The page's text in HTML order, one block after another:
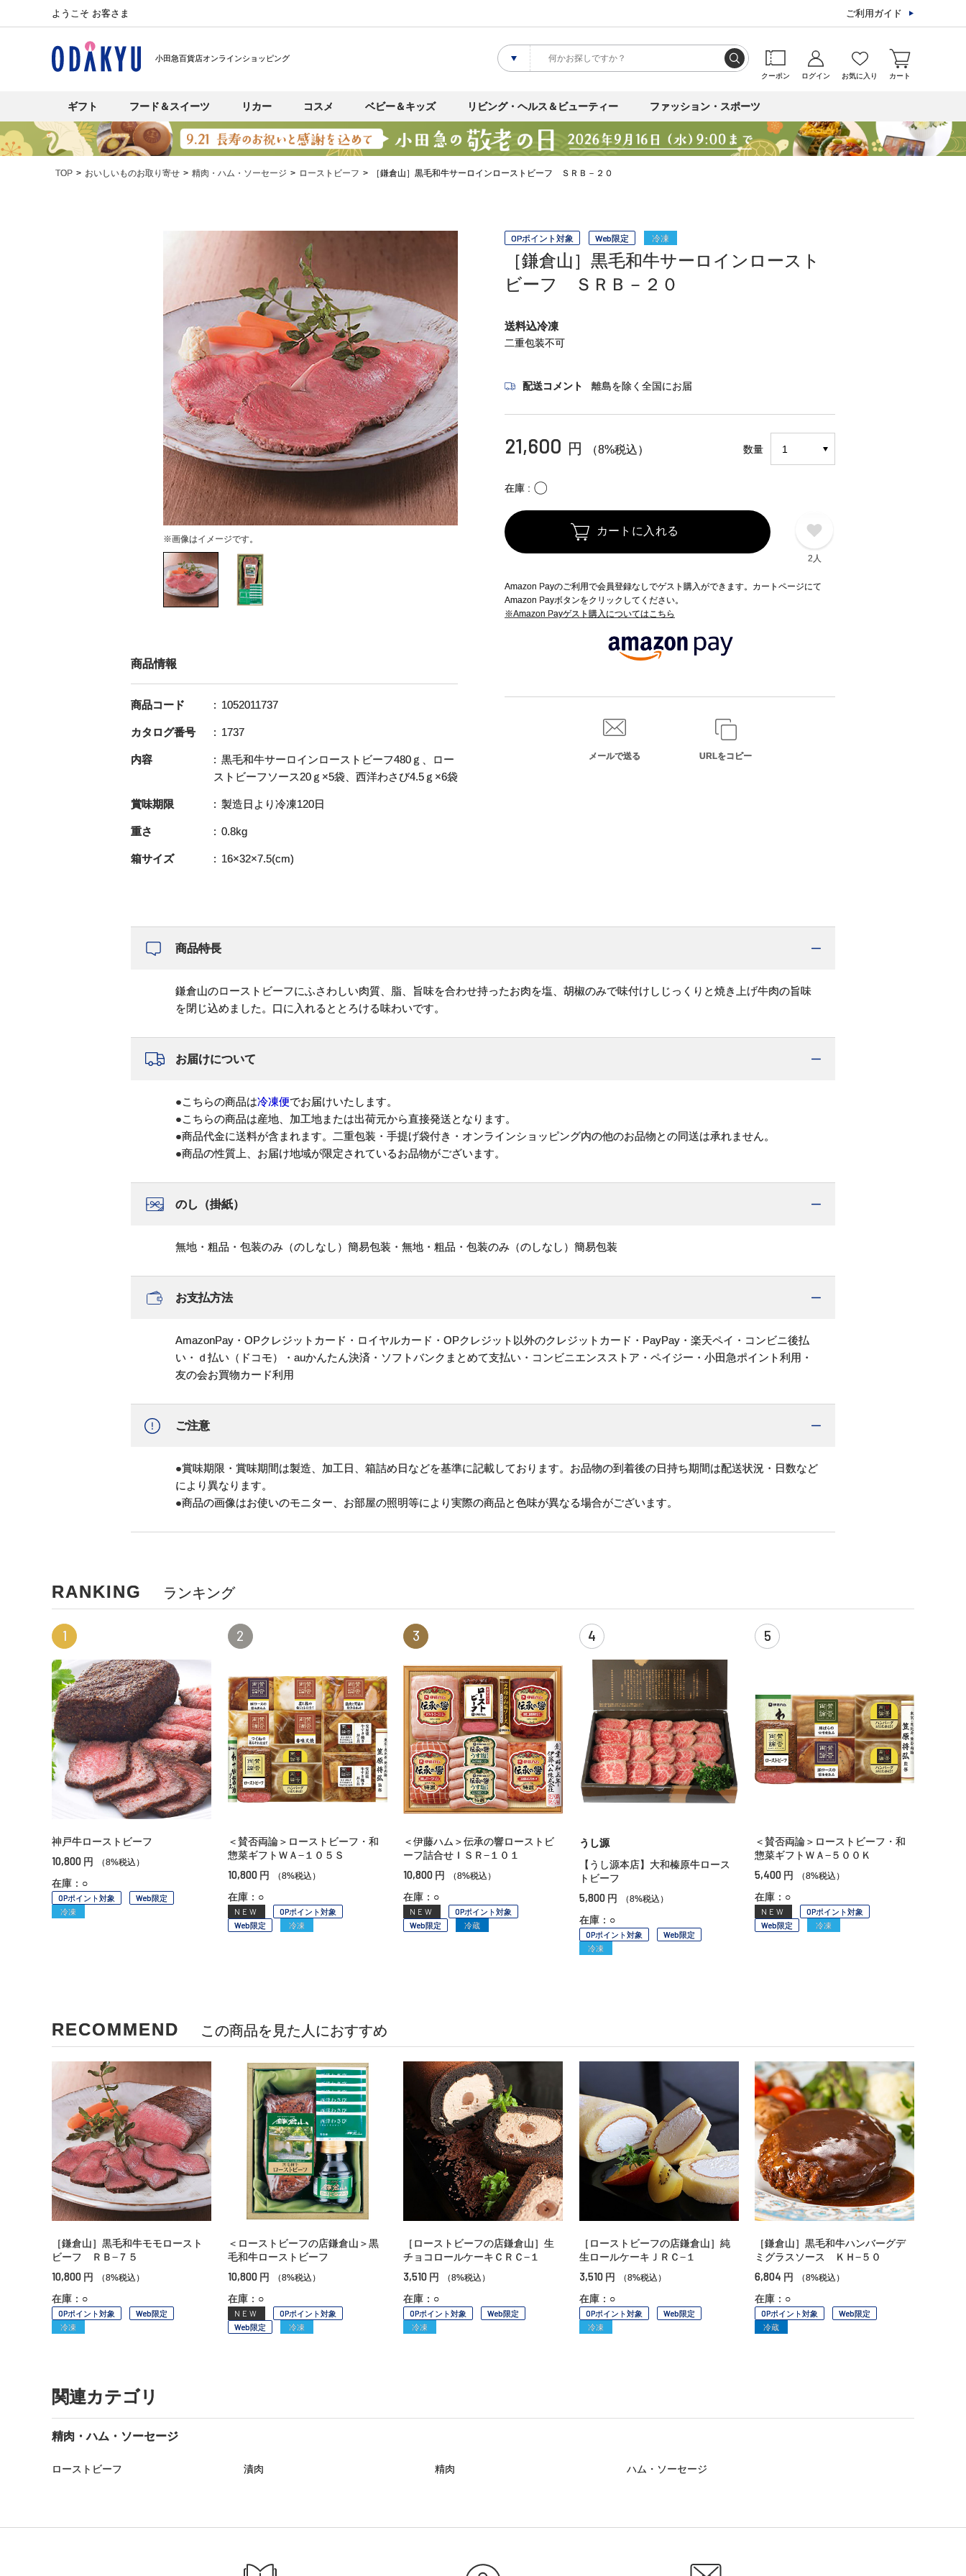
ようこそ お客さま ご利用ガイド
小田急百貨店オンラインショッピング
クーポン ログイン お気に入り カート
ギフト フード＆スイーツ リカー コスメ ベビー＆キッズ リビング・ヘルス＆ビューティー ファッション・スポーツ
TOP おいしいものお取り寄せ 精肉・ハム・ソーセージ ローストビーフ ［鎌倉山］黒毛和牛サーロインローストビーフ ＳＲＢ－２０
※画像はイメージです。
OPポイント対象 Web限定 冷凍
［鎌倉山］黒毛和牛サーロインロースト
ビーフ ＳＲＢ－２０
送料込冷凍
二重包装不可
配送コメント 離島を除く全国にお届
21,600 円 （8%税込） 数量
在庫 〇
カートに入れる
2人
Amazon Payのご利用で会員登録なしでゲスト購入ができます。カートページにて
Amazon Payボタンをクリックしてください。
※Amazon Payゲスト購入についてはこちら
メールで送る URLをコピー
商品情報
商品コード 1052011737
カタログ番号 1737
内容
黒毛和牛サーロインローストビーフ480ｇ、ロー
ストビーフソース20ｇ×5袋、西洋わさび4.5ｇ×6袋
賞味期限 製造日より冷凍120日
重さ 0.8kg
箱サイズ 16×32×7.5(cm)
商品特長
鎌倉山のローストビーフにふさわしい肉質、脂、旨味を合わせ持ったお肉を塩、胡椒のみで味付けしじっくりと焼き上げ牛肉の旨味
を閉じ込めました。口に入れるととろける味わいです。
お届けについて
●こちらの商品は冷凍便でお届けいたします。
●こちらの商品は産地、加工地または出荷元から直接発送となります。
●商品代金に送料が含まれます。二重包装・手提げ袋付き・オンラインショッピング内の他のお品物との同送は承れません。
●商品の性質上、お届け地域が限定されているお品物がございます。
のし（掛紙）
無地・粗品・包装のみ（のしなし）簡易包装・無地・粗品・包装のみ（のしなし）簡易包装
お支払方法
AmazonPay・OPクレジットカード・ロイヤルカード・OPクレジット以外のクレジットカード・PayPay・楽天ペイ・コンビニ後払
い・ｄ払い（ドコモ）・auかんたん決済・ソフトバンクまとめて支払い・コンビニエンスストア・ペイジー・小田急ポイント利用・
友の会お買物カード利用
ご注意
●賞味期限・賞味期間は製造、加工日、箱詰め日などを基準に記載しております。お品物の到着後の日持ち期間は配送状況・日数など
により異なります。
●商品の画像はお使いのモニター、お部屋の照明等により実際の商品と色味が異なる場合がございます。
RANKING ランキング
1
神戸牛ローストビーフ
10,800 円 （8%税込）
在庫：○
OPポイント対象
Web限定
冷凍
2
＜賛否両論＞ローストビーフ・和
惣菜ギフトＷＡ−１０５Ｓ
10,800 円 （8%税込）
在庫：○
NEW
OPポイント対象
Web限定
冷凍
3
＜伊藤ハム＞伝承の響ローストビ
ーフ詰合せＩＳＲ−１０１
10,800 円 （8%税込）
在庫：○
NEW
OPポイント対象
Web限定
冷蔵
4
うし源
【うし源本店】大和榛原牛ロース
トビーフ
5,800 円 （8%税込）
在庫：○
OPポイント対象
Web限定
冷凍
5
＜賛否両論＞ローストビーフ・和
惣菜ギフトＷＡ−５００Ｋ
5,400 円 （8%税込）
在庫：○
NEW
OPポイント対象
Web限定
冷凍
RECOMMEND この商品を見た人におすすめ
［鎌倉山］黒毛和牛モモロースト
ビーフ ＲＢ−７５
10,800 円 （8%税込）
在庫：○
OPポイント対象
Web限定
冷凍
＜ローストビーフの店鎌倉山＞黒
毛和牛ローストビーフ
10,800 円 （8%税込）
在庫：○
NEW
OPポイント対象
Web限定
冷凍
［ローストビーフの店鎌倉山］生
チョコロールケーキＣＲＣ−１
3,510 円 （8%税込）
在庫：○
OPポイント対象
Web限定
冷凍
［ローストビーフの店鎌倉山］純
生ロールケーキＪＲＣ−１
3,510 円 （8%税込）
在庫：○
OPポイント対象
Web限定
冷凍
［鎌倉山］黒毛和牛ハンバーグデ
ミグラスソース ＫＨ−５０
6,804 円 （8%税込）
在庫：○
OPポイント対象
Web限定
冷蔵
関連カテゴリ
精肉・ハム・ソーセージ
ローストビーフ 漬肉 精肉 ハム・ソーセージ